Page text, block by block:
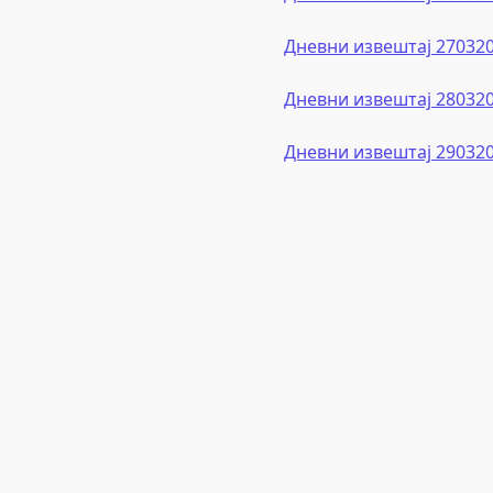
Дневни извештај
Дневни извештај
Дневни извештај